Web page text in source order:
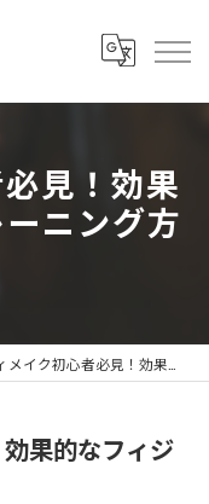
見！効果
ニング方
初心者必見！効果的なフィジカルトレーニング方法
果的なフィジ